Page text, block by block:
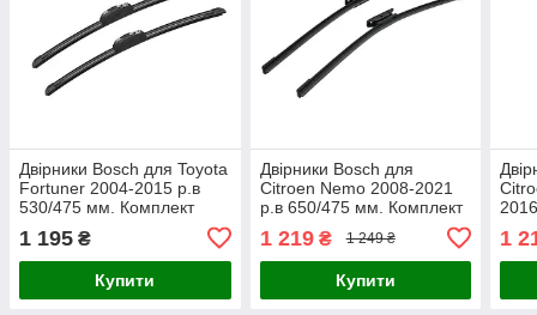
Двірники Bosch для Toyota
Fortuner 2004-2015 р.в
530/475 мм. Комплект
Aerotwin безкаркасних
1 195 ₴
Купити
Двірники Bosch для
Citroen Nemo 2008-2021
р.в 650/475 мм. Комплект
Aerotwin безкаркасних
1 219₴ 1 249 ₴
Купити
1